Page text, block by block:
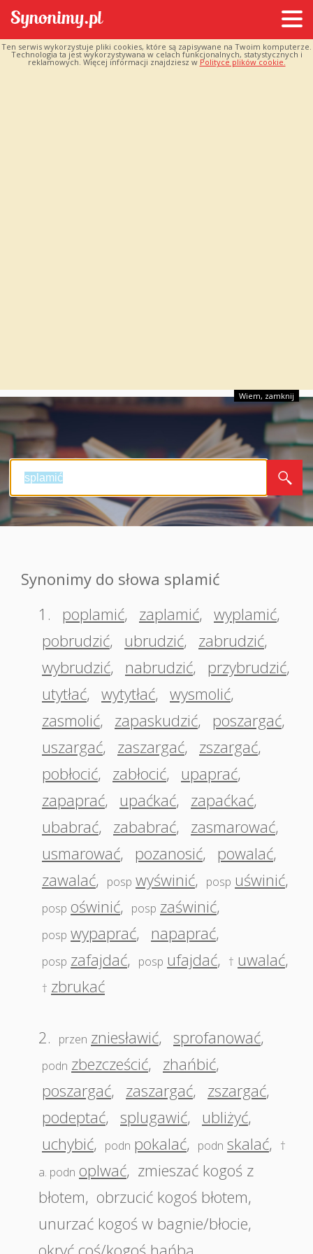
Ten serwis wykorzystuje pliki cookies, które są zapisywane na Twoim komputerze.
Technologia ta jest wykorzystywana w celach funkcjonalnych, statystycznych i
reklamowych. Więcej informacji znajdziesz w Polityce plików cookie.
Wiem, zamknij
Synonimy do słowa splamić
1.
poplamić, zaplamić, wyplamić,
pobrudzić, ubrudzić, zabrudzić,
wybrudzić, nabrudzić, przybrudzić,
utytłać, wytytłać, wysmolić,
zasmolić, zapaskudzić, poszargać,
uszargać, zaszargać, zszargać,
pobłocić, zabłocić, upaprać,
zapaprać, upaćkać, zapaćkać,
ubabrać, zababrać, zasmarować,
usmarować, pozanosić, powalać,
zawalać, posp wyświnić, posp uświnić,
posp oświnić, posp zaświnić,
posp wypaprać, napaprać,
posp zafajdać, posp ufajdać, † uwalać,
† zbrukać
2. przen zniesławić, sprofanować,
podn zbezcześcić, zhańbić,
poszargać, zaszargać, zszargać,
podeptać, splugawić, ubliżyć,
uchybić, podn pokalać, podn skalać,
†
a. podn oplwać, zmieszać kogoś z
błotem, obrzucić kogoś błotem,
unurzać kogoś w bagnie/błocie,
okryć coś/kogoś hańbą